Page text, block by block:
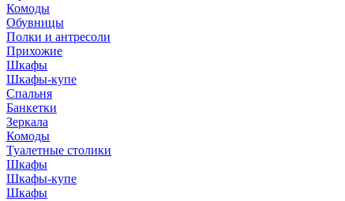
Комоды
Обувницы
Полки и антресоли
Прихожие
Шкафы
Шкафы-купе
Спальня
Банкетки
Зеркала
Комоды
Туалетные столики
Шкафы
Шкафы-купе
Шкафы